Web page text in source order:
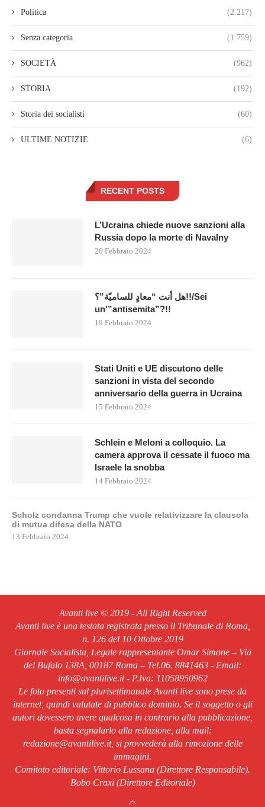
Politica (2.217)
Senza categoria (1.759)
SOCIETÀ (962)
STORIA (192)
Storia dei socialisti (60)
ULTIME NOTIZIE (6)
RECENT POSTS
L’Ucraina chiede nuove sanzioni alla
Russia dopo la morte di Navalny
20 Febbraio 2024
هل أنت “معادٍ للساميّة”؟!!/Sei
un'”antisemita”?!!
19 Febbraio 2024
Stati Uniti e UE discutono delle
sanzioni in vista del secondo
anniversario della guerra in Ucraina
15 Febbraio 2024
Schlein e Meloni a colloquio. La
camera approva il cessate il fuoco ma
Israele la snobba
14 Febbraio 2024
Scholz condanna Trump che vuole relativizzare la clausola
di mutua difesa della NATO
13 Febbraio 2024
Avanti live © 2019 - All Right Reserved
Avanti live è una testata registrata presso il Tribunale di Roma,
n. 126 del 10 Ottobre 2019
Giornale Socialista, Legale rappresentante Omar Simone – Via
del Bufalo 138A, 00187 Roma – Tel.06. 8841463 - Email:
info@avantilive.it - P.Iva: 11058950962
Le foto presenti sul plurisettimanale Avanti live sono prese da
internet, quindi valutate di pubblico dominio. Se il soggetto o gli
autori dovessero avere qualcosa in contrario alla pubblicazione,
basta segnalarlo alla redazione, alla mail:
redazione@avantilive.it, si provvederà alla rimozione delle
immagini.
Comitato editoriale: Vittorio Lussana (Direttore Responsabile).
Bobo Craxi (Direttore Editoriale)